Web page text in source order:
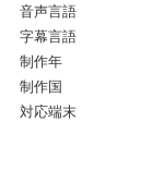
音声言語
字幕言語
制作年
制作国
対応端末